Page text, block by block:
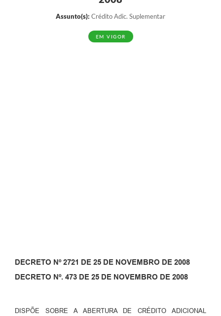
Assunto(s): Crédito Adic. Suplementar
EM VIGOR
DECRETO Nº 2721 DE 25 DE NOVEMBRO DE 2008
DECRETO Nº. 473 DE 25 DE NOVEMBRO DE 2008
DISPÕE SOBRE A ABERTURA DE CRÉDITO ADICIONAL